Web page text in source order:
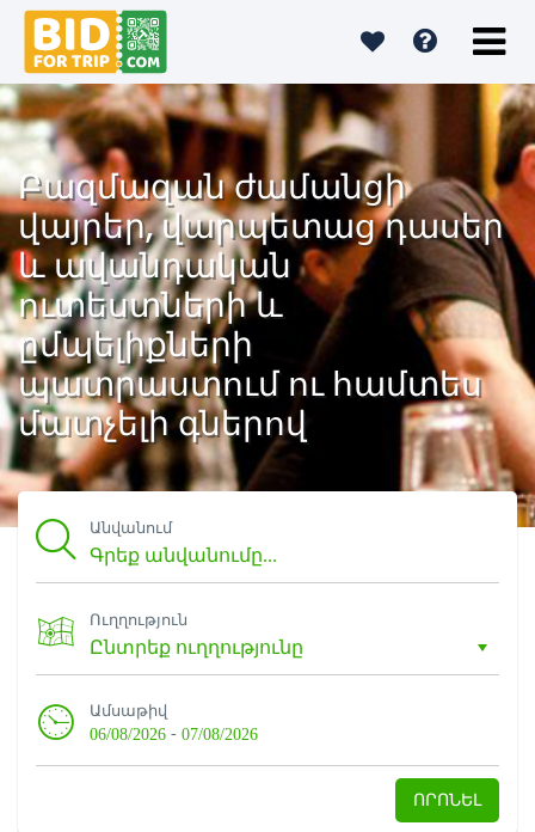
Բազմազան ժամանցի
վայրեր, վարպետաց դասեր
և ավանդական
ուտեստների և
ըմպելիքների
պատրաստում ու համտես
մատչելի գներով
Անվանում
Ուղղություն
Ամսաթիվ
06/08/2026 - 07/08/2026
ՈՐՈՆԵԼ